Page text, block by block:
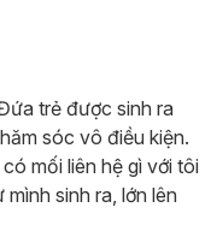
trẻ được sinh ra
sóc vô điều kiện.
mối liên hệ gì với tôi
sinh ra, lớn lên